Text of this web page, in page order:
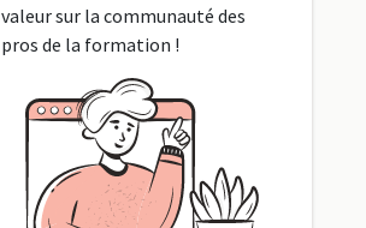
valeur sur la communauté des
pros de la formation !